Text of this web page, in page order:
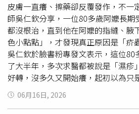
皮膚一直癢、擦藥卻反覆發作，不一
師吳仁欽分享，一位80多歲阿嬤長期
都沒根治，直到他在阿嬤的指縫、腋
色小點點」，才發現真正原因是「疥
吳仁欽於臉書粉專發文表示，這位
了大半年，多次求醫都被說是「濕疹
好轉，沒多久又開始癢，起初以為只
差，經過他實際診察，發現阿嬤不僅
點點，就連肚臍周圍、腋下、手腕內
06月16日, 2026